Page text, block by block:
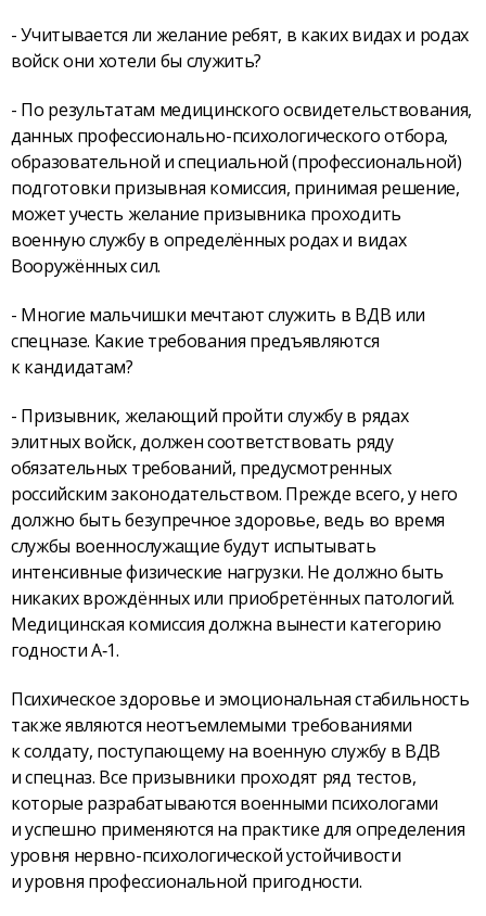
- Учитывается ли желание ребят, в каких видах и родах
войск они хотели бы служить?
- По результатам медицинского освидетельствования,
данных профессионально-психологического отбора,
образовательной и специальной (профессиональной)
подготовки призывная комиссия, принимая решение,
может учесть желание призывника проходить
военную службу в определённых родах и видах
Вооружённых сил.
- Многие мальчишки мечтают служить в ВДВ или
спецназе. Какие требования предъявляются
к кандидатам?
- Призывник, желающий пройти службу в рядах
элитных войск, должен соответствовать ряду
обязательных требований, предусмотренных
российским законодательством. Прежде всего, у него
должно быть безупречное здоровье, ведь во время
службы военнослужащие будут испытывать
интенсивные физические нагрузки. Не должно быть
никаких врождённых или приобретённых патологий.
Медицинская комиссия должна вынести категорию
годности А‑1.
Психическое здоровье и эмоциональная стабильность
также являются неотъемлемыми требованиями
к солдату, поступающему на военную службу в ВДВ
и спецназ. Все призывники проходят ряд тестов,
которые разрабатываются военными психологами
и успешно применяются на практике для определения
уровня нервно-психологической устойчивости
и уровня профессио­нальной пригодности.